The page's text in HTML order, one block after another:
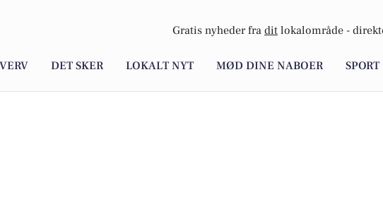
Gratis nyheder fra dit lokalområde -
DET SKER LOKALT NYT MØD DINE NABOER SPORT